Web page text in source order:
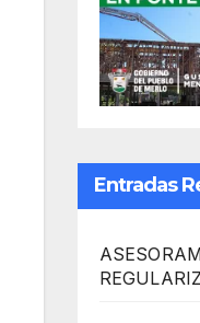
Entradas